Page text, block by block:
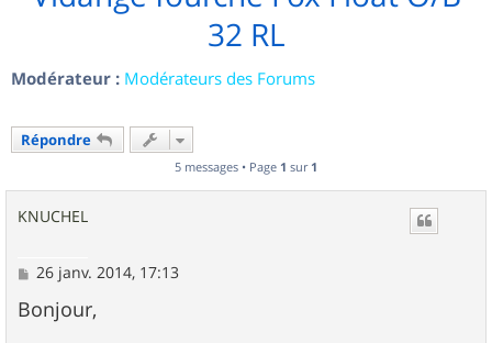
32 RL
Modérateur : Modérateurs des Forums
Répondre
5 messages • Page 1 sur 1
KNUCHEL
M
s
s
26 janv. 2014, 17:13
Bonjour,